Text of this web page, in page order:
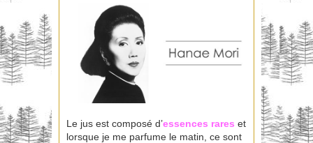
Le jus est composé d’essences rares et
lorsque je me parfume le matin, ce sont